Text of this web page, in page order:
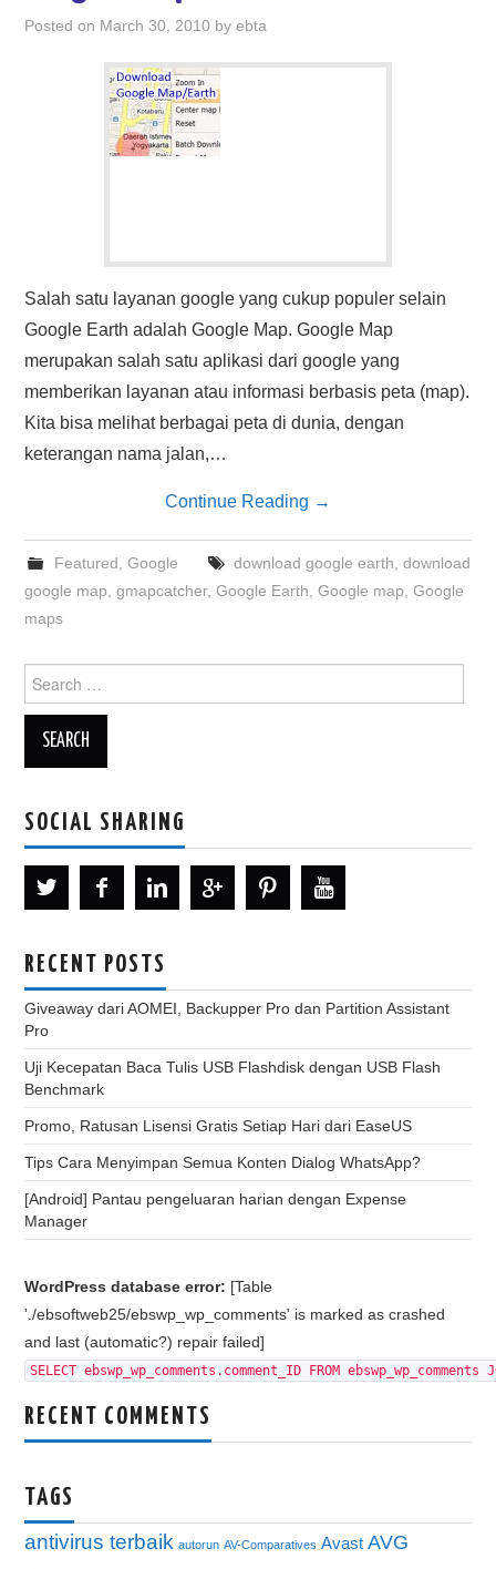
HASIL PENCARIAN
Posted on March 30, 2010 byebta
Salah satu layanan google yang cukup populer selain
Google Earth adalah Google Map. Google Map
merupakan salah satu aplikasi dari google yang
memberikan layanan atau informasi berbasis peta (map).
Kita bisa melihat berbagai peta di dunia, dengan
keterangan nama jalan,…
Continue Reading →
Featured Google download google earth download
google map ,gmapcatcher,Google Earth ,Google map ,Google
maps
for:
SOCIAL SHARING
RECENT POSTS
Giveaway dari AOMEI, Backupper Pro dan Partition Assistant
Pro
Uji Kecepatan Baca Tulis USB Flashdisk dengan USB Flash
Benchmark
Promo, Ratusan Lisensi Gratis Setiap Hari dari EaseUS
Tips Cara Menyimpan Semua Konten Dialog WhatsApp?
[Android] Pantau pengeluaran harian dengan Expense
Manager
WordPress database error: [Table
'./ebsoftweb25/ebswp_wp_comments' is marked as crashed
and last (automatic?) repair failed]
SELECT ebswp_wp_comments.comment_ID FROM
RECENT COMMENTS
TAGS
antivirus terbaik autorun AV-Comparatives Avast AVG